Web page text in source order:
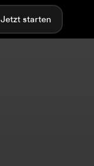
Jetzt starten